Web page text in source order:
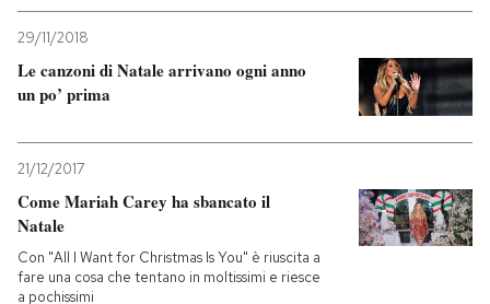
PODCAST
SHOP
29/11/2018
Le canzoni di Natale arrivano ogni anno
un po’ prima
21/12/2017
Come Mariah Carey ha sbancato il
Natale
Con "All I Want for Christmas Is You" è riuscita a
fare una cosa che tentano in moltissimi e riesce
a pochissimi